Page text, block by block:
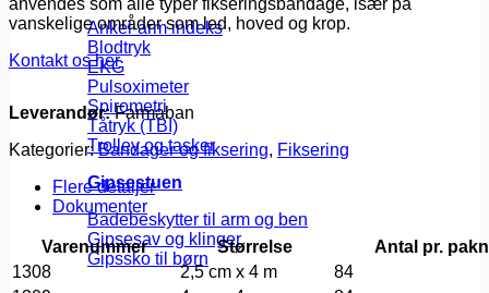
Ankel-arm indeks
Blodtryk
EKG
Pulsoximeter
Spirometri
Tåtryk (TBI)
Trolley og tasker
Gipsestuen
Badebeskytter til arm og ben
Gipsesav og klinger
Gipssko til børn
vanskelige områder som led, hoved og krop.
Kontakt os her
Leverandør:Farmaban
Kategorier:Bandager og fiksering, Fiksering
Flere detaljer
Dokumenter
Varenummer Størrelse
Antal pr.
1308
2,5 cm x 4 m
84